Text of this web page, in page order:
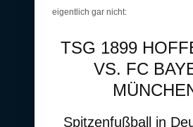
eigentlich gar nicht:
TSG 1899
VS. FC
Spitzenfußball in